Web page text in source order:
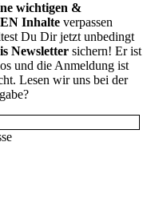
wichtigen &
Inhalte verpassen
Du Dir jetzt unbedingt
Newsletter sichern! Er ist
und die Anmeldung ist
Lesen wir uns bei der